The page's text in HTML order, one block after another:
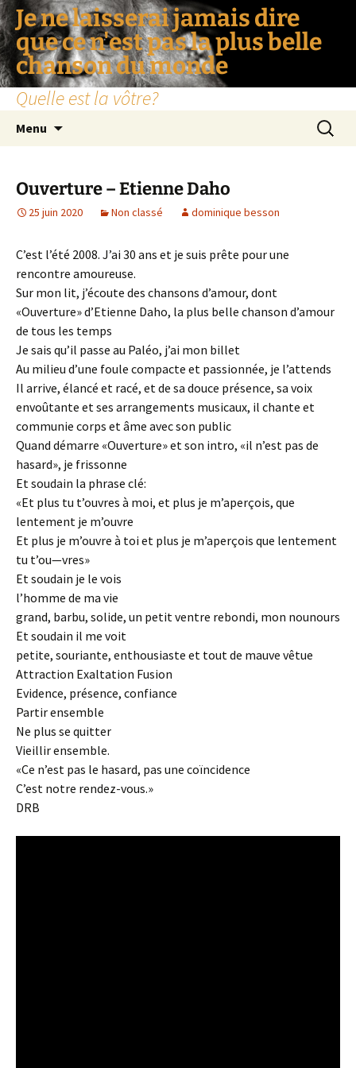
Je ne laisserai jamais dire
que ce n'est pas la plus belle
chanson du monde
Quelle est la vôtre?
Menu
Ouverture – Etienne Daho
25 juin 2020 Non classé dominique besson
C’est l’été 2008. J’ai 30 ans et je suis prête pour une
rencontre amoureuse.
Sur mon lit, j’écoute des chansons d’amour, dont
«Ouverture» d’Etienne Daho, la plus belle chanson d’amour
de tous les temps
Je sais qu’il passe au Paléo, j’ai mon billet
Au milieu d’une foule compacte et passionnée, je l’attends
Il arrive, élancé et racé, et de sa douce présence, sa voix
envoûtante et ses arrangements musicaux, il chante et
communie corps et âme avec son public
Quand démarre «Ouverture» et son intro, «il n’est pas de
hasard», je frissonne
Et soudain la phrase clé:
«Et plus tu t’ouvres à moi, et plus je m’aperçois, que
lentement je m’ouvre
Et plus je m’ouvre à toi et plus je m’aperçois que lentement
tu t’ou—vres»
Et soudain je le vois
l’homme de ma vie
grand, barbu, solide, un petit ventre rebondi, mon nounours
Et soudain il me voit
petite, souriante, enthousiaste et tout de mauve vêtue
Attraction Exaltation Fusion
Evidence, présence, confiance
Partir ensemble
Ne plus se quitter
Vieillir ensemble.
«Ce n’est pas le hasard, pas une coïncidence
C’est notre rendez-vous.»
DRB